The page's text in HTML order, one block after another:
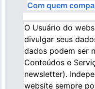
Com quem
O Usuário do
divulgar seus
dados podem ser
Conteúdos e
newsletter).
website sempre